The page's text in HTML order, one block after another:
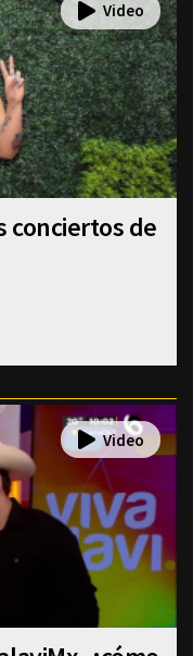
conciertos de